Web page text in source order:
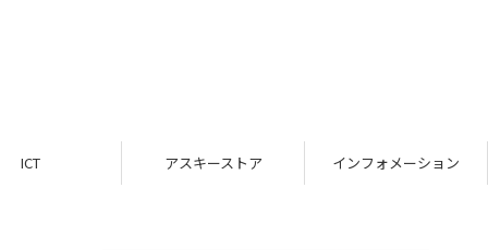
ICT アスキーストア インフォメーション